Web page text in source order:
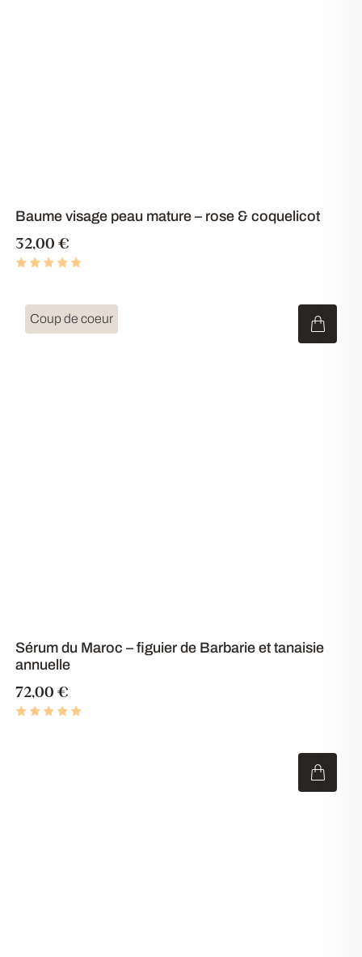
Baume visage peau mature – rose & coquelicot
32,00 €
Coup de coeur
Sérum du Maroc – figuier de Barbarie et tanaisie
annuelle
72,00 €